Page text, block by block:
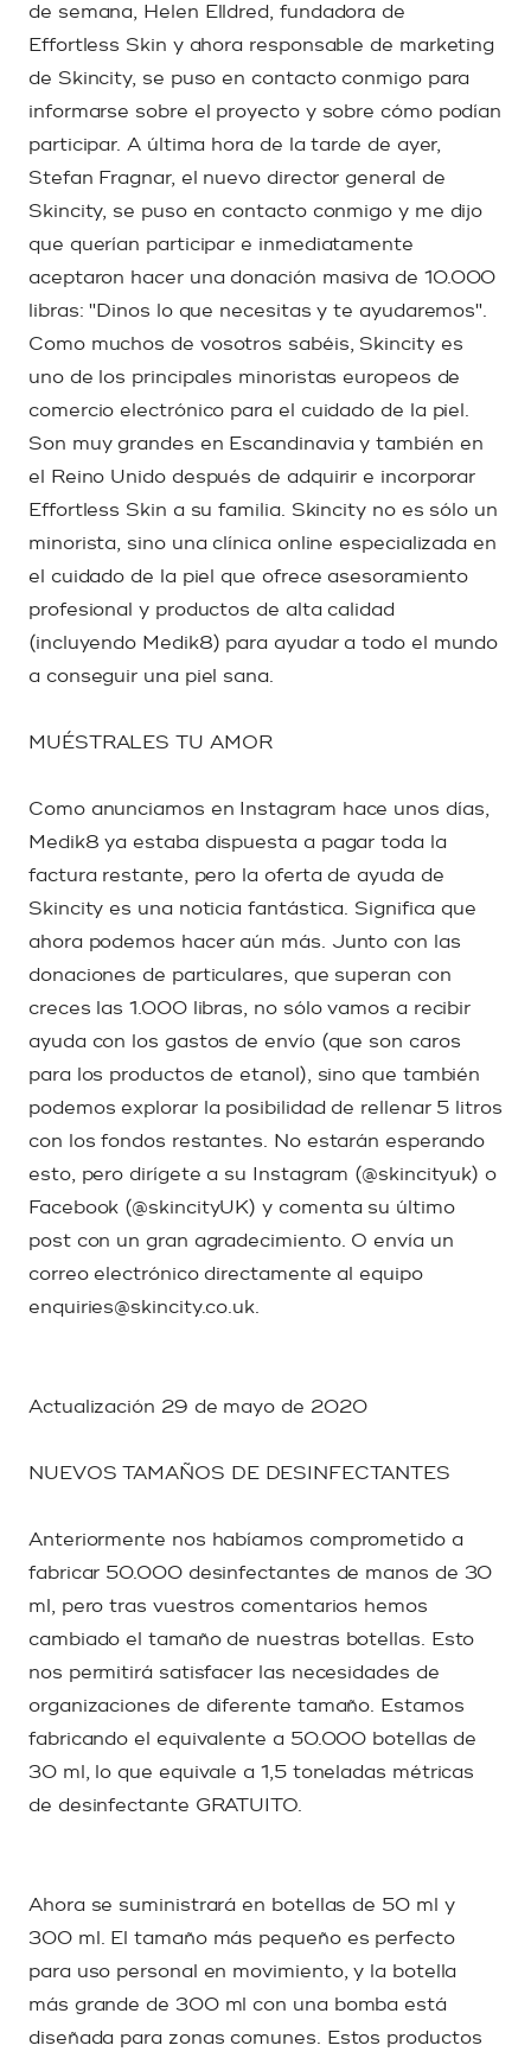
de semana, Helen Elldred, fundadora de
Effortless Skin y ahora responsable de marketing
de Skincity, se puso en contacto conmigo para
informarse sobre el proyecto y sobre cómo podían
participar. A última hora de la tarde de ayer,
Stefan Fragnar, el nuevo director general de
Skincity, se puso en contacto conmigo y me dijo
que querían participar e inmediatamente
aceptaron hacer una donación masiva de 10.000
libras: "Dinos lo que necesitas y te ayudaremos".
Como muchos de vosotros sabéis, Skincity es
uno de los principales minoristas europeos de
comercio electrónico para el cuidado de la piel.
Son muy grandes en Escandinavia y también en
el Reino Unido después de adquirir e incorporar
Effortless Skin a su familia. Skincity no es sólo un
minorista, sino una clínica online especializada en
el cuidado de la piel que ofrece asesoramiento
profesional y productos de alta calidad
(incluyendo Medik8) para ayudar a todo el mundo
a conseguir una piel sana.
MUÉSTRALES TU AMOR
Como anunciamos en Instagram hace unos días,
Medik8 ya estaba dispuesta a pagar toda la
factura restante, pero la oferta de ayuda de
Skincity es una noticia fantástica. Significa que
ahora podemos hacer aún más. Junto con las
donaciones de particulares, que superan con
creces las 1.000 libras, no sólo vamos a recibir
ayuda con los gastos de envío (que son caros
para los productos de etanol), sino que también
podemos explorar la posibilidad de rellenar 5 litros
con los fondos restantes. No estarán esperando
esto, pero dirígete a su Instagram (@skincityuk) o
Facebook (@skincityUK) y comenta su último
post con un gran agradecimiento. O envía un
correo electrónico directamente al equipo
enquiries@skincity.co.uk.
Actualización 29 de mayo de 2020
NUEVOS TAMAÑOS DE DESINFECTANTES
Anteriormente nos habíamos comprometido a
fabricar 50.000 desinfectantes de manos de 30
ml, pero tras vuestros comentarios hemos
cambiado el tamaño de nuestras botellas. Esto
nos permitirá satisfacer las necesidades de
organizaciones de diferente tamaño. Estamos
fabricando el equivalente a 50.000 botellas de
30 ml, lo que equivale a 1,5 toneladas métricas
de desinfectante GRATUITO.
Ahora se suministrará en botellas de 50 ml y
300 ml. El tamaño más pequeño es perfecto
para uso personal en movimiento, y la botella
más grande de 300 ml con una bomba está
diseñada para zonas comunes. Estos productos